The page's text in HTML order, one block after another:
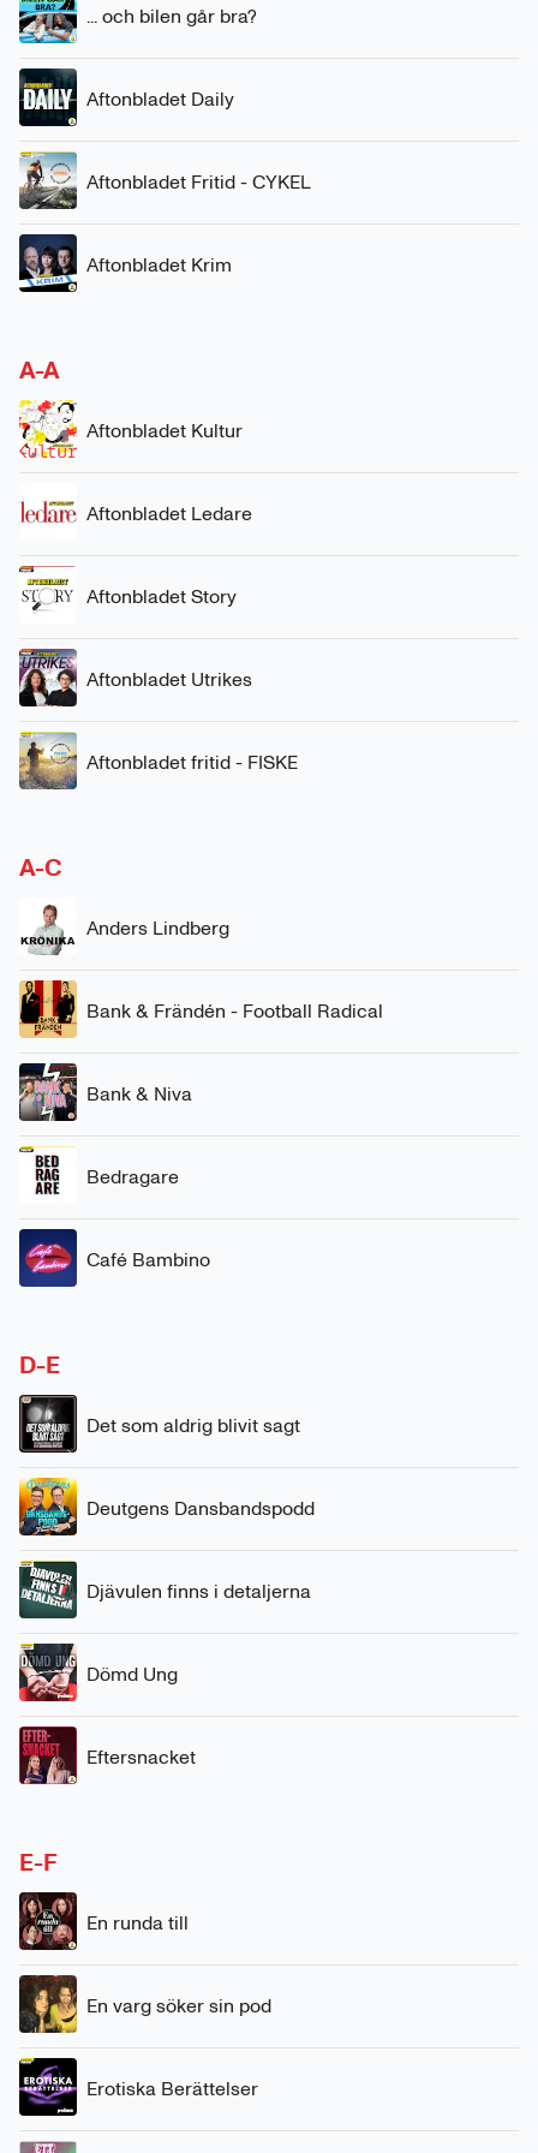
... och bilen går bra?
Aftonbladet Daily
Aftonbladet Fritid - CYKEL
Aftonbladet Krim
A-A
Aftonbladet Kultur
Aftonbladet Ledare
Aftonbladet Story
Aftonbladet Utrikes
Aftonbladet fritid - FISKE
A-C
Anders Lindberg
Bank & Frändén - Football Radical
Bank & Niva
Bedragare
Café Bambino
D-E
Det som aldrig blivit sagt
Deutgens Dansbandspodd
Djävulen finns i detaljerna
Dömd Ung
Eftersnacket
E-F
En runda till
En varg söker sin pod
Erotiska Berättelser